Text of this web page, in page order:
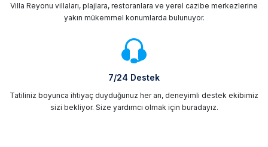
Villa Reyonu villaları, plajlara, restoranlara ve yerel cazibe merkezlerine
yakın mükemmel konumlarda bulunuyor.
7/24 Destek
Tatiliniz boyunca ihtiyaç duyduğunuz her an, deneyimli destek ekibimiz
sizi bekliyor. Size yardımcı olmak için buradayız.